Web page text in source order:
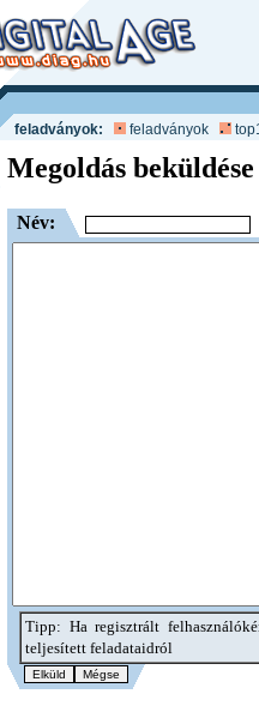
feladványok: feladványok
Megoldás beküldése
Név:
Tipp: Ha regisztrált
teljesített feladataidról